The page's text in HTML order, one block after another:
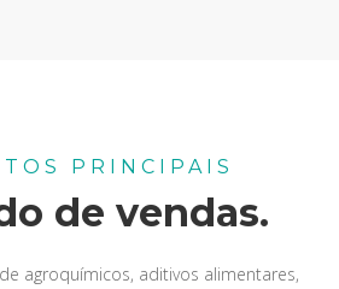
PRINCIPAIS
de vendas.
agroquímicos, aditivos alimentares,